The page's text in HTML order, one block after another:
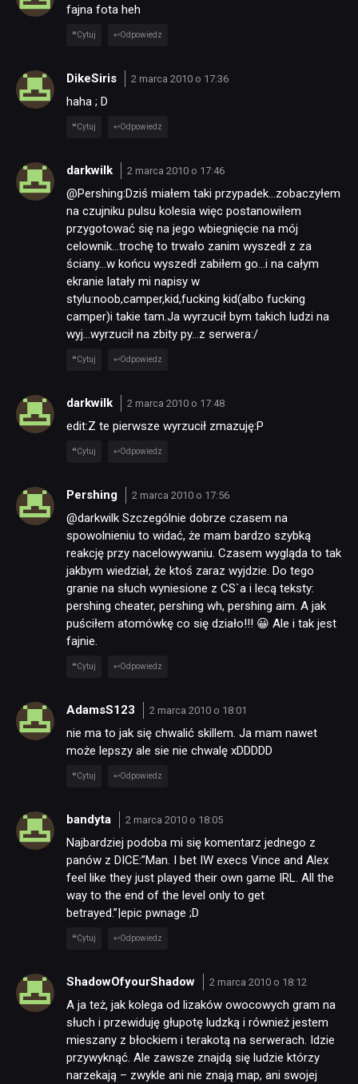
fajna fota heh
Cytuj Odpowiedz
DikeSiris 2 marca 2010 o 17:36
haha ; D
Cytuj Odpowiedz
darkwilk 2 marca 2010 o 17:46
@Pershing:Dziś miałem taki przypadek…zobaczyłem
na czujniku pulsu kolesia więc postanowiłem
przygotować się na jego wbiegnięcie na mój
celownik…trochę to trwało zanim wyszedł z za
ściany…w końcu wyszedł zabiłem go…i na całym
ekranie latały mi napisy w
stylu:noob,camper,kid,fucking kid(albo fucking
camper)i takie tam.Ja wyrzucił bym takich ludzi na
wyj…wyrzucił na zbity py…z serwera:/
Cytuj Odpowiedz
darkwilk 2 marca 2010 o 17:48
edit:Z te pierwsze wyrzucił zmazuję:P
Cytuj Odpowiedz
Pershing 2 marca 2010 o 17:56
@darkwilk Szczególnie dobrze czasem na
spowolnieniu to widać, że mam bardzo szybką
reakcję przy nacelowywaniu. Czasem wygląda to tak
jakbym wiedział, że ktoś zaraz wyjdzie. Do tego
granie na słuch wyniesione z CS`a i lecą teksty:
pershing cheater, pershing wh, pershing aim. A jak
puściłem atomówkę co się działo!!! 😀 Ale i tak jest
fajnie.
Cytuj Odpowiedz
AdamsS123 2 marca 2010 o 18:01
nie ma to jak się chwalić skillem. Ja mam nawet
może lepszy ale sie nie chwalę xDDDDD
Cytuj Odpowiedz
bandyta 2 marca 2010 o 18:05
Najbardziej podoba mi się komentarz jednego z
panów z DICE:”Man. I bet IW execs Vince and Alex
feel like they just played their own game IRL. All the
way to the end of the level only to get
betrayed.”|epic pwnage ;D
Cytuj Odpowiedz
ShadowOfyourShadow 2 marca 2010 o 18:12
A ja też, jak kolega od lizaków owocowych gram na
słuch i przewiduję głupotę ludzką i również jestem
mieszany z błockiem i terakotą na serwerach. Idzie
przywyknąć. Ale zawsze znajdą się ludzie którzy
narzekają – zwykle ani nie znają map, ani swojej